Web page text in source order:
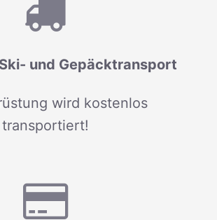
und Gepäcktransport
wird kostenlos
transportiert!